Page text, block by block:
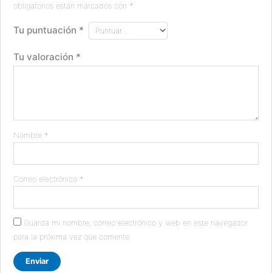
obligatorios están marcados con *
Tu puntuación *
Tu valoración *
Nombre *
Correo electrónico *
Guarda mi nombre, correo electrónico y web en este navegador
para la próxima vez que comente.